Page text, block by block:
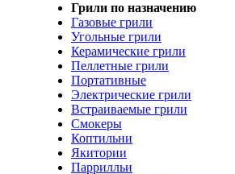
Грили по назначению
Газовые грили
Угольные грили
Керамические грили
Пеллетные грили
Портативные
Электрические грили
Встраиваемые грили
Смокеры
Коптильни
Якитории
Паррилльи